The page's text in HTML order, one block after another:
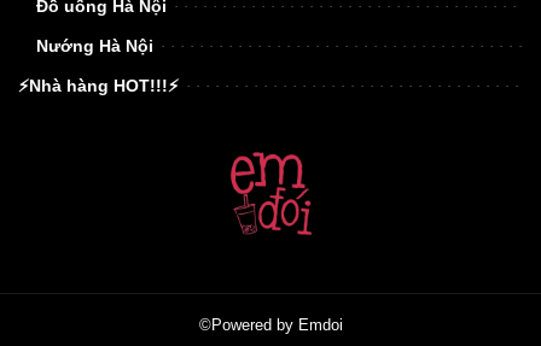
Đồ uống Hà Nội
Nướng Hà Nội
⚡Nhà hàng HOT!!!⚡
©Powered by Emdoi